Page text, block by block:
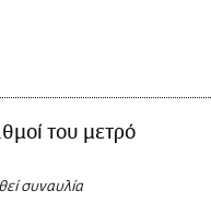
του μετρό
συναυλία